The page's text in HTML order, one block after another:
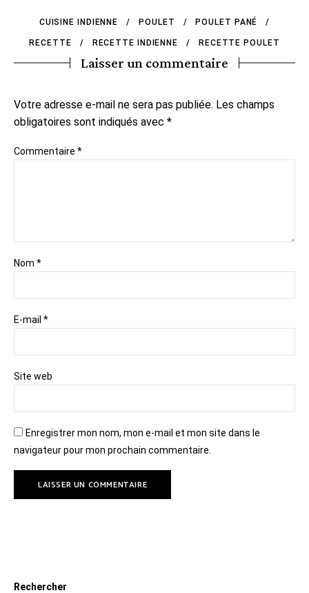
CUISINE INDIENNE POULET POULET PANÉ
RECETTE RECETTE INDIENNE RECETTE POULET
Laisser un commentaire
Votre adresse e-mail ne sera pas publiée. Les champs
obligatoires sont indiqués avec *
Commentaire *
Nom *
E-mail *
Site web
Enregistrer mon nom, mon e-mail et mon site dans le
navigateur pour mon prochain commentaire.
Rechercher